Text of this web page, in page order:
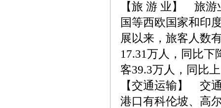
【旅 游 业】 旅游
国等西欧国家和印
展以来，旅客人数
17.31万人，同比下
客39.3万人，同比
【交通运输】 交
港口有科伦坡、高